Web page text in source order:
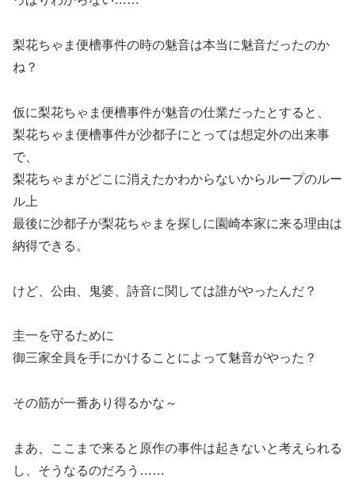
梨花ちゃま便槽事件の時の魅音は本当に魅音だったのか
ね？
仮に梨花ちゃま便槽事件が魅音の仕業だったとすると、
梨花ちゃま便槽事件が沙都子にとっては想定外の出来事
で、
梨花ちゃまがどこに消えたかわからないからループのルー
ル上
最後に沙都子が梨花ちゃまを探しに園崎本家に来る理由は
納得できる。
けど、公由、鬼婆、詩音に関しては誰がやったんだ？
圭一を守るために
御三家全員を手にかけることによって魅音がやった？
その筋が一番あり得るかな～
まあ、ここまで来ると原作の事件は起きないと考えられる
し、そうなるのだろう……